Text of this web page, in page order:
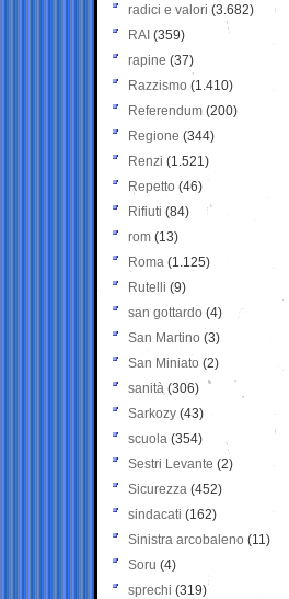
radici e valori (3.682)
RAI (359)
rapine (37)
Razzismo (1.410)
Referendum (200)
Regione (344)
Renzi (1.521)
Repetto (46)
Rifiuti (84)
rom (13)
Roma (1.125)
Rutelli (9)
san gottardo (4)
San Martino (3)
San Miniato (2)
sanità (306)
Sarkozy (43)
scuola (354)
Sestri Levante (2)
Sicurezza (452)
sindacati (162)
Sinistra arcobaleno (11)
Soru (4)
sprechi (319)